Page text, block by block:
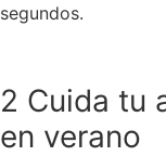
segundos.
2 Cuida tu
en verano